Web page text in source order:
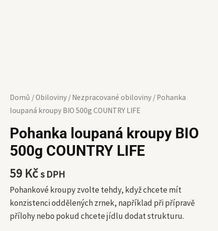
Domů /Obiloviny / Nezpracované obiloviny / Pohanka
loupaná kroupy BIO 500g COUNTRY LIFE
Pohanka loupaná kroupy BIO
500g COUNTRY LIFE
59 Kčs DPH
Pohankové kroupy zvolte tehdy, když chcete mít
konzistenci oddělených zrnek, například při přípravě
přílohy nebo pokud chcete jídlu dodat strukturu.